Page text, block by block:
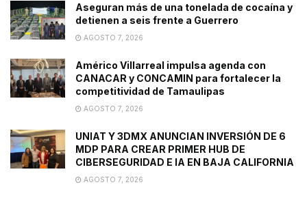
Aseguran más de una tonelada de cocaína y
detienen a seis frente a Guerrero
AGOSTO 7, 2026
Américo Villarreal impulsa agenda con
CANACAR y CONCAMIN para fortalecer la
competitividad de Tamaulipas
AGOSTO 7, 2026
UNIAT Y 3DMX ANUNCIAN INVERSIÓN DE 6
MDP PARA CREAR PRIMER HUB DE
CIBERSEGURIDAD E IA EN BAJA CALIFORNIA
AGOSTO 7, 2026